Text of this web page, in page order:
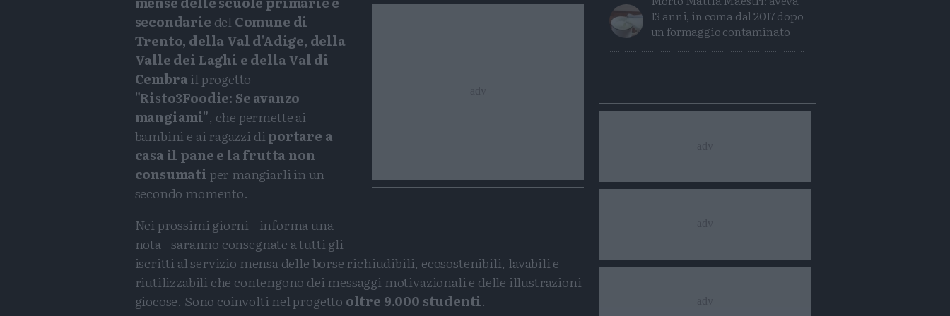
secondarie del Comune di
Trento, della Val d'Adige, della
Valle dei Laghi e della Val di
Cembrail progetto
"Risto3Foodie: Se avanzo
mangiami", che permette ai
bambini e ai ragazzi diportare a
casa il pane e la frutta non
consumatiper mangiarli in un
secondo momento.
Nei prossimi giorni - informa una
nota - saranno consegnate a tutti gli
iscritti al servizio mensa delle borse richiudibili, ecosostenibili, lavabili e
riutilizzabili che contengono dei messaggi motivazionali e delle illustrazioni
giocose. Sono coinvolti nel progetto oltre 9.000 studenti.
13 anni, in coma dal 2017 dopo
un formaggio contaminato